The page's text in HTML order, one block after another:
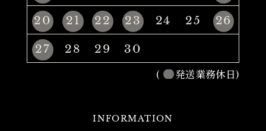
20
21 22 23 24 25
26
27
28 29
30
(
発送業務休日)
INFORMATION